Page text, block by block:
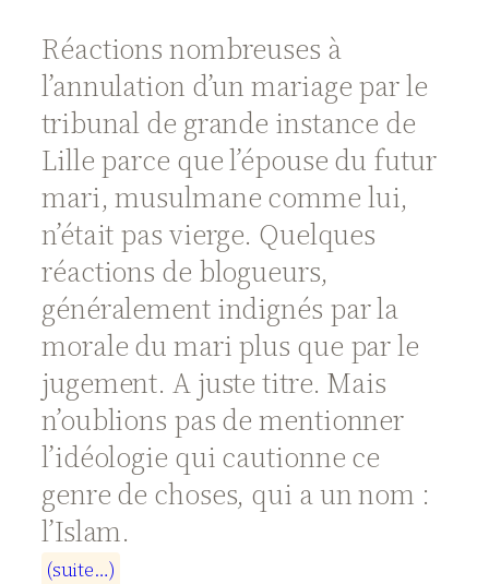
Réactions nombreuses à
l’annulation d’un mariage par le
tribunal de grande instance de
Lille parce que l’épouse du futur
mari, musulmane comme lui,
n’était pas vierge. Quelques
réactions de blogueurs,
généralement indignés par la
morale du mari plus que par le
jugement. A juste titre. Mais
n’oublions pas de mentionner
l’idéologie qui cautionne ce
genre de choses, qui a un nom :
l’Islam.
(suite…)